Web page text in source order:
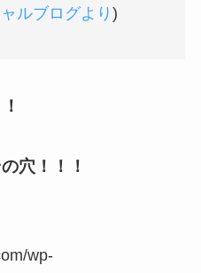
ルブログより )
穴！！！
wp-